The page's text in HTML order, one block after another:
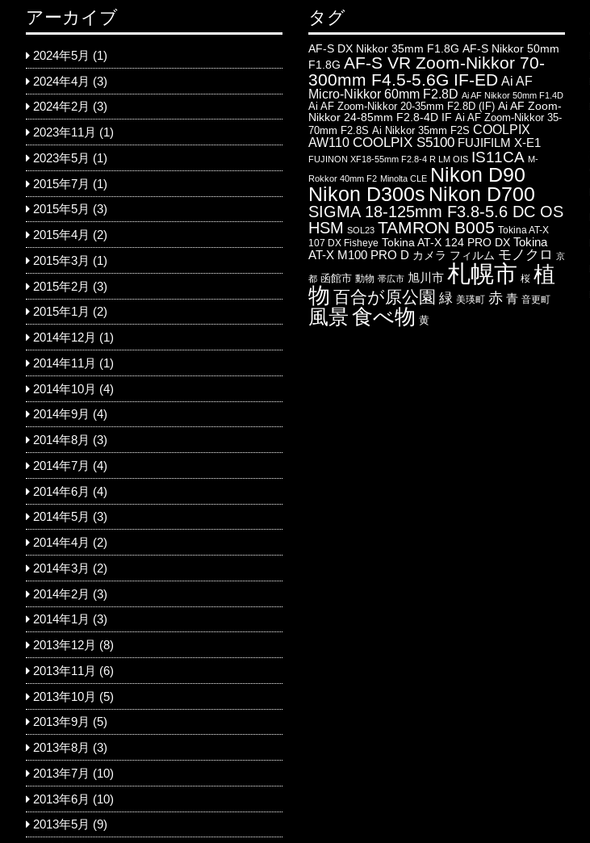
アーカイブ
2024年5月 (1)
2024年4月 (3)
2024年2月 (3)
2023年11月 (1)
2023年5月 (1)
2015年7月 (1)
2015年5月 (3)
2015年4月 (2)
2015年3月 (1)
2015年2月 (3)
2015年1月 (2)
2014年12月 (1)
2014年11月 (1)
2014年10月 (4)
2014年9月 (4)
2014年8月 (3)
2014年7月 (4)
2014年6月 (4)
2014年5月 (3)
2014年4月 (2)
2014年3月 (2)
2014年2月 (3)
2014年1月 (3)
2013年12月 (8)
2013年11月 (6)
2013年10月 (5)
2013年9月 (5)
2013年8月 (3)
2013年7月 (10)
2013年6月 (10)
2013年5月 (9)
タグ
AF-S DX Nikkor 35mm F1.8G AF-S Nikkor 50mm
F1.8G AF-S VR Zoom-Nikkor 70-
300mm F4.5-5.6G IF-ED Ai AF
Micro-Nikkor 60mm F2.8D Ai AF Nikkor 50mm F1.4D
Ai AF Zoom-Nikkor 20-35mm F2.8D (IF) Ai AF Zoom-
Nikkor 24-85mm F2.8-4D IF Ai AF Zoom-Nikkor 35-
70mm F2.8S Ai Nikkor 35mm F2S COOLPIX
AW110 COOLPIX S5100 FUJIFILM X-E1
FUJINON XF18-55mm F2.8-4 R LM OIS IS11CA M-
Rokkor 40mm F2 Minolta CLE Nikon D90
Nikon D300s Nikon D700
SIGMA 18-125mm F3.8-5.6 DC OS
HSM SOL23 TAMRON B005 Tokina AT-X
107 DX Fisheye Tokina AT-X 124 PRO DX Tokina
AT-X M100 PRO D カメラ フィルム モノクロ 京
都 函館市 動物 帯広市 旭川市 札幌市 桜 植
物 百合が原公園 緑 美瑛町 赤 青 音更町
風景食べ物 黄